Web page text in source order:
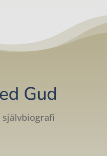
Gud
självbiografi